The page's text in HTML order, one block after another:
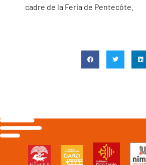
cadre de la Feria de Pentecôte.